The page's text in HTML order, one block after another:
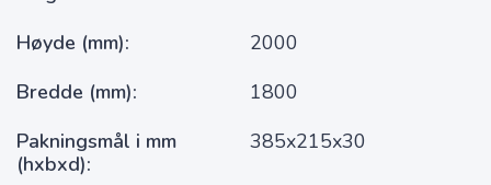
Høyde (mm)
2000
Bredde (mm)
1800
Pakningsmål i mm
(hxbxd)
385x215x30